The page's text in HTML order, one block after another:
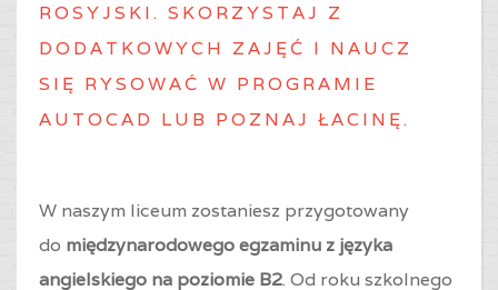
ROSYJSKI. SKORZYSTAJ Z
DODATKOWYCH ZAJĘĆ I NAUCZ
SIĘ RYSOWAĆ W PROGRAMIE
AUTOCAD LUB POZNAJ ŁACINĘ.
W naszym liceum zostaniesz przygotowany
do międzynarodowego egzaminu z języka
angielskiego na poziomie B2. Od roku szkolnego